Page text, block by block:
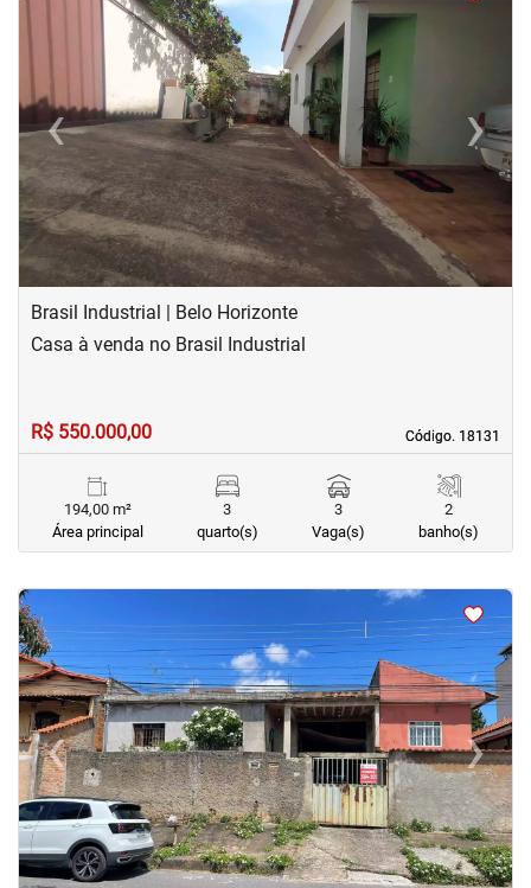
‹Previous ›
Next
Brasil Industrial | Belo Horizonte
Código. 18131
Código. 18131
Casa à venda no Brasil Industrial
R$ 550.000,00
194,00 m²
Área principal
3
quarto(s)
3
Vaga(s)
2
banho(s)
<<
‹Previous ›Next